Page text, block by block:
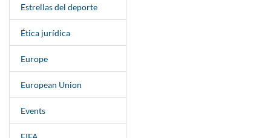
Estrellas del deporte
Ética jurídica
Europe
European Union
Events